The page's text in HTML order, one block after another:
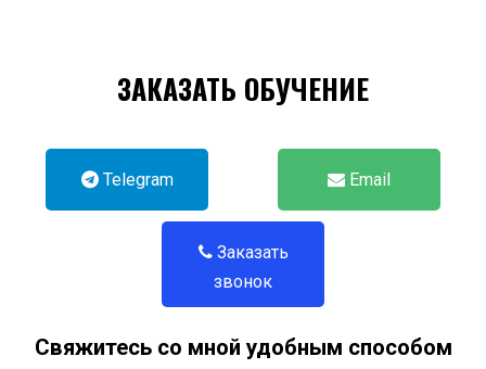
ЗАКАЗАТЬ ОБУЧЕНИЕ
Telegram Email
Заказать
звонок
Свяжитесь со мной удобным способом